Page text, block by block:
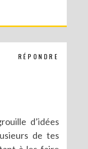
RÉPONDRE
d’idées
de tes